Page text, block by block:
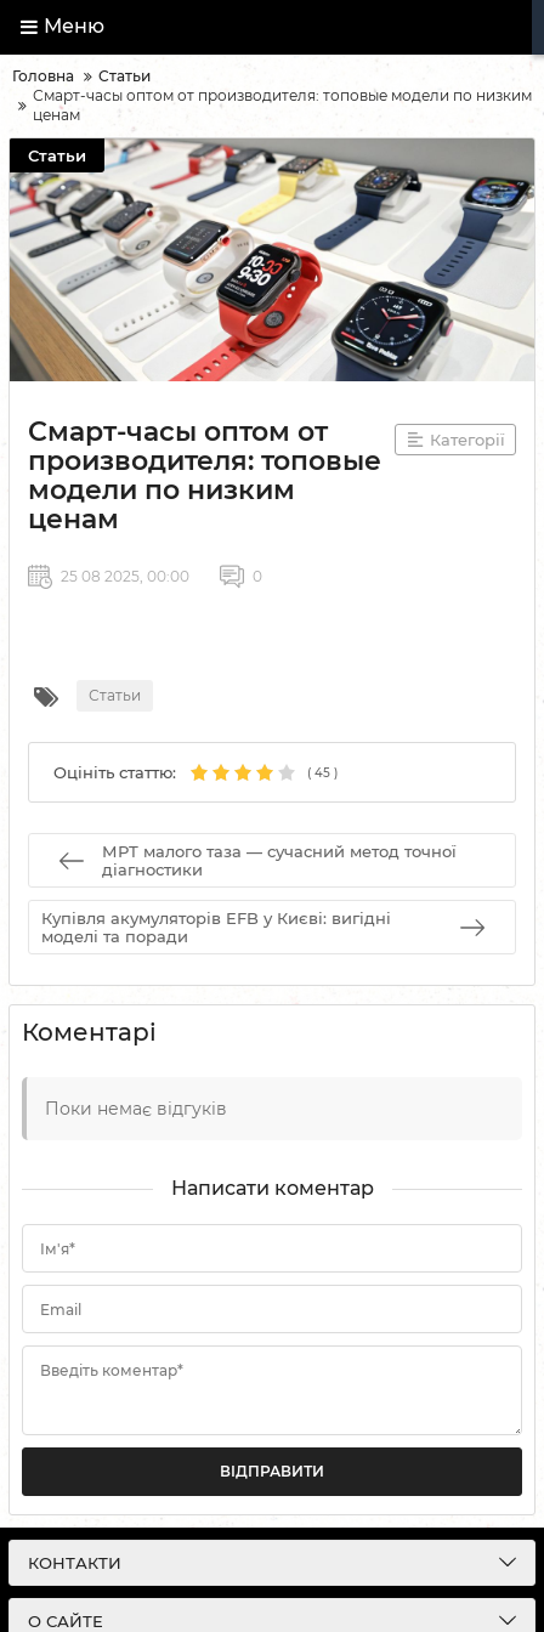
Меню
Головна
Статьи
Смарт-часы оптом от производителя: топовые модели по низким
ценам
Статьи
Смарт-часы оптом от
производителя: топовые
модели по низким
ценам
Категорії
25 08 2025, 00:00 0
Статьи
Оцініть статтю: ( 45 )
МРТ малого таза — сучасний метод точної
діагностики
Купівля акумуляторів EFB у Києві: вигідні
моделі та поради
Коментарі
Поки немає відгуків
Написати коментар
Ім'я*
Email
Введіть коментар*
ВІДПРАВИТИ
КОНТАКТИ
О САЙТЕ